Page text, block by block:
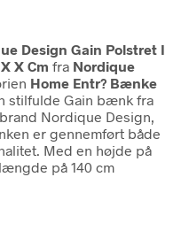
Design Gain Polstret I
X Cm fra Nordique
Home Entr? Bænke
stilfulde Gain bænk fra
Nordique Design,
er gennemført både
Med en højde på
på 140 cm